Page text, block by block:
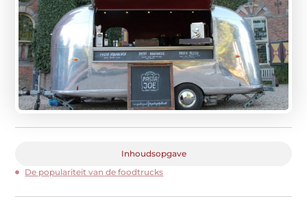
Inhoudsopgave
De populariteit van de foodtrucks